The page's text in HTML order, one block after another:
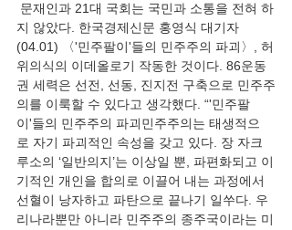
문재인과 21대 국회는 국민과 소통을 전혀 하
지 않았다. 한국경제신문 홍영식 대기자
(04.01) 〈'민주팔이'들의 민주주의 파괴〉, 허
위의식의 이데올로기 작동한 것이다. 86운동
권 세력은 선전, 선동, 진지전 구축으로 민주주
의를 이룩할 수 있다고 생각했다. “'민주팔
이'들의 민주주의 파괴민주주의는 태생적으
로 자기 파괴적인 속성을 갖고 있다. 장 자크
루소의 ‘일반의지’는 이상일 뿐, 파편화되고 이
기적인 개인을 합의로 이끌어 내는 과정에서
선혈이 낭자하고 파탄으로 끝나기 일쑤다. 우
리나라뿐만 아니라 민주주의 종주국이라는 미